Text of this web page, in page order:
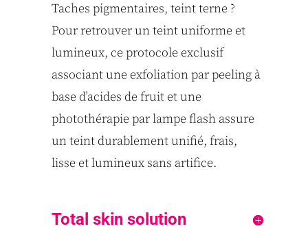
Taches pigmentaires, teint terne ?
Pour retrouver un teint uniforme et
lumineux, ce protocole exclusif
associant une exfoliation par peeling à
base d’acides de fruit et une
photothérapie par lampe flash assure
un teint durablement unifié, frais,
lisse et lumineux sans artifice.
Total skin solution